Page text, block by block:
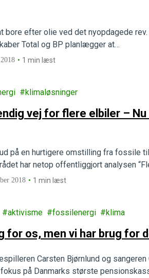
bore efter olie ved det nyopdagede
Total og BP planlægger at…
1 min læst
klimaløsninger
vej for flere elbiler –
på en hurtigere omstilling fra fossile
har netop offentliggjort analysen
2018 1 min læst
aktivisme fossilenergi klima
for os, men vi har brug for
Carsten Bjørnlund og
på Danmarks største